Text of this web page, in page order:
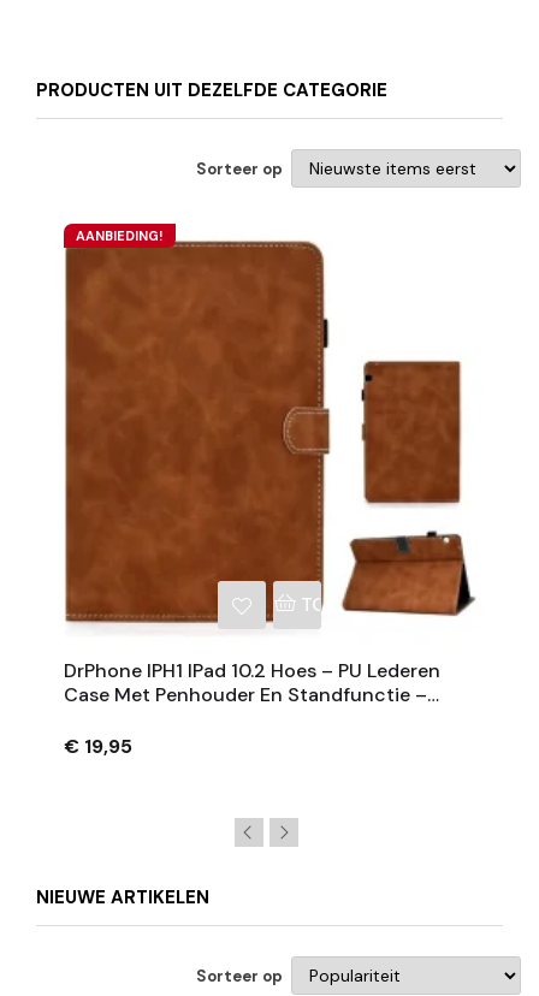
PRODUCTEN UIT DEZELFDE CATEGORIE
Sorteer op
AANBIEDING!
TOEVOEGEN AAN
DrPhone IPH1 IPad 10.2 Hoes – PU Lederen
Case Met Penhouder En Standfunctie –
€ 19,95
NIEUWE ARTIKELEN
Sorteer op